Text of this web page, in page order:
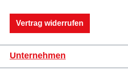
Vertrag widerrufen
Unternehmen